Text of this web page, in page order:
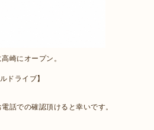
崎にオープン。
ドライブ】
話での確認頂けると幸いです。